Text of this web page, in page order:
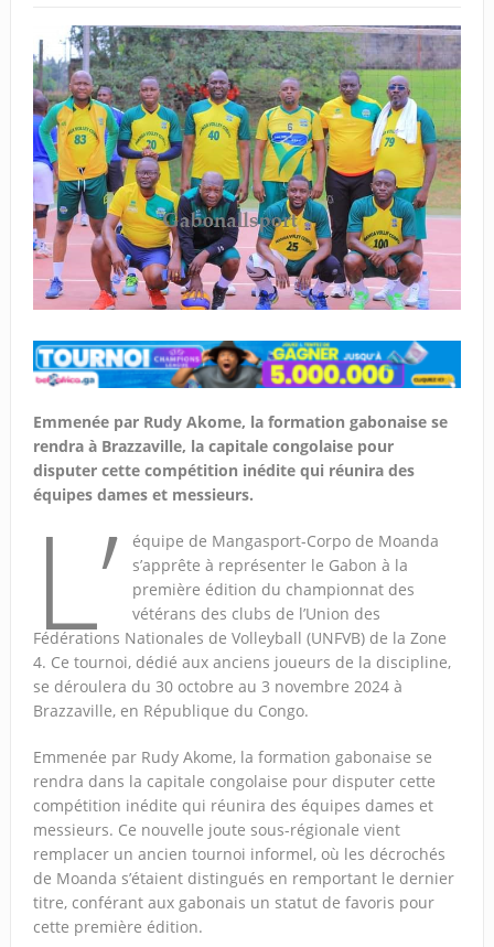
Emmenée par Rudy Akome, la formation gabonaise se
rendra à Brazzaville, la capitale congolaise pour
disputer cette compétition inédite qui réunira des
équipes dames et messieurs.
L’
équipe de Mangasport-Corpo de Moanda
s’apprête à représenter le Gabon à la
première édition du championnat des
vétérans des clubs de l’Union des
Fédérations Nationales de Volleyball (UNFVB) de la Zone
4. Ce tournoi, dédié aux anciens joueurs de la discipline,
se déroulera du 30 octobre au 3 novembre 2024 à
Brazzaville, en République du Congo.
Emmenée par Rudy Akome, la formation gabonaise se
rendra dans la capitale congolaise pour disputer cette
compétition inédite qui réunira des équipes dames et
messieurs. Ce nouvelle joute sous-régionale vient
remplacer un ancien tournoi informel, où les décrochés
de Moanda s’étaient distingués en remportant le dernier
titre, conférant aux gabonais un statut de favoris pour
cette première édition.